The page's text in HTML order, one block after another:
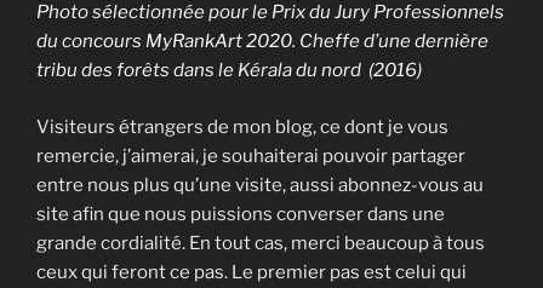
Photo sélectionnée pour le Prix du Jury Professionnels
du concours MyRankArt 2020. Cheffe d’une dernière
tribu des forêts dans le Kérala du nord (2016)
Visiteurs étrangers de mon blog, ce dont je vous
remercie, j’aimerai, je souhaiterai pouvoir partager
entre nous plus qu’une visite, aussi abonnez-vous au
site afin que nous puissions converser dans une
grande cordialité. En tout cas, merci beaucoup à tous
ceux qui feront ce pas. Le premier pas est celui qui